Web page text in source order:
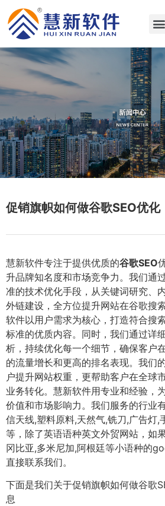
促销旗帜如何做谷歌SEO优化
慧新软件专注于提供优质的谷歌SEO
升品牌知名度和市场竞争力。我们通
准的技术优化手段，从关键词研究、
外链建设，全方位提升网站在谷歌搜
软件以用户需求为核心，打造符合搜
标准的优质内容。同时，我们通过详
析，持续优化每一个细节，确保客户
的流量增长和更高的排名表现。我们
户提升网站权重，更帮助客户在全球
业务转化。慧新软件用专业和经验，
价值和市场影响力。我们服务的行业
信天线,塑料原料,天然气,铣刀,广告灯,
等，除了英语语种英文外贸网站，如
冈比亚,多米尼加,阿根廷等小语种的
直接联系我们。
下面是我们关于促销旗帜如何做谷歌
息